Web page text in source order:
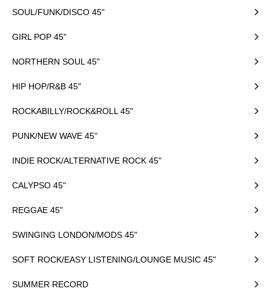
SOUL/FUNK/DISCO 45"
GIRL POP 45"
NORTHERN SOUL 45"
HIP HOP/R&B 45"
ROCKABILLY/ROCK&ROLL 45"
PUNK/NEW WAVE 45"
INDIE ROCK/ALTERNATIVE ROCK 45"
CALYPSO 45"
REGGAE 45"
SWINGING LONDON/MODS 45"
SOFT ROCK/EASY LISTENING/LOUNGE MUSIC 45"
SUMMER RECORD